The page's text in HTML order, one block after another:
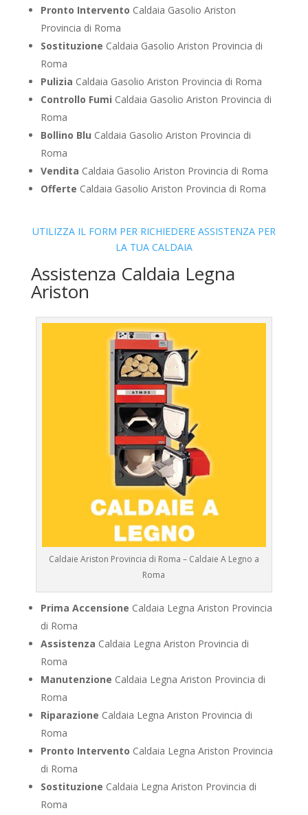
Pronto Intervento Caldaia Gasolio Ariston
Provincia di Roma
Sostituzione Caldaia Gasolio Ariston Provincia di
Roma
Pulizia Caldaia Gasolio Ariston Provincia di Roma
Controllo Fumi Caldaia Gasolio Ariston Provincia di
Roma
Bollino Blu Caldaia Gasolio Ariston Provincia di
Roma
Vendita Caldaia Gasolio Ariston Provincia di Roma
Offerte Caldaia Gasolio Ariston Provincia di Roma
UTILIZZA IL FORM PER RICHIEDERE ASSISTENZA PER
LA TUA CALDAIA
Assistenza Caldaia Legna
Ariston
Caldaie Ariston Provincia di Roma – Caldaie A Legno a
Roma
Prima Accensione Caldaia Legna Ariston Provincia
di Roma
Assistenza Caldaia Legna Ariston Provincia di
Roma
Manutenzione Caldaia Legna Ariston Provincia di
Roma
Riparazione Caldaia Legna Ariston Provincia di
Roma
Pronto Intervento Caldaia Legna Ariston Provincia
di Roma
Sostituzione Caldaia Legna Ariston Provincia di
Roma